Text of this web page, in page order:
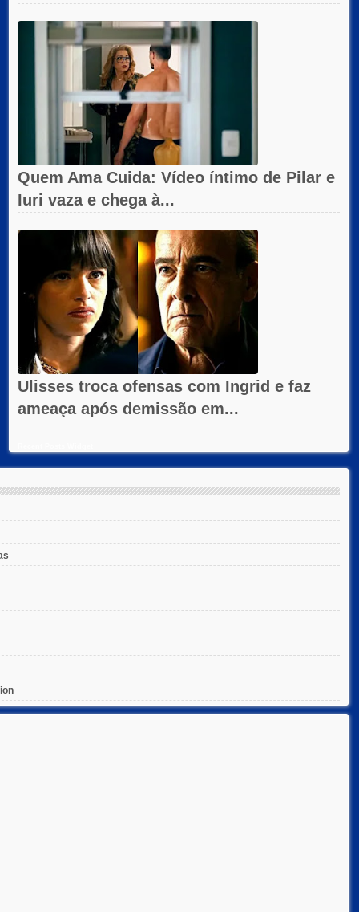
Quem Ama Cuida: Vídeo íntimo de Pilar e
Iuri vaza e chega à...
Ulisses troca ofensas com Ingrid e faz
ameaça após demissão em...